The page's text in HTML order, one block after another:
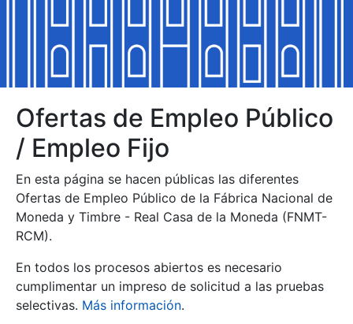
Mostrar/Ocultar
Mostrar/Ocultar
Mostrar/Ocultar
Mostrar/Ocultar
Mostrar/Ocultar
Ofertas de Empleo Público
/ Empleo Fijo
En esta página se hacen públicas las diferentes
Ofertas de Empleo Público de la Fábrica Nacional de
Moneda y Timbre - Real Casa de la Moneda (FNMT-
RCM).
En todos los procesos abiertos es necesario
cumplimentar un impreso de solicitud a las pruebas
selectivas. Más información.